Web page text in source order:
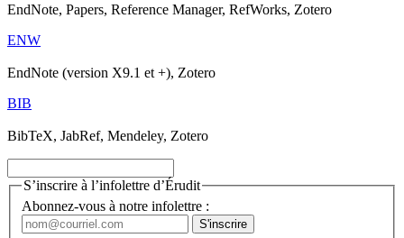
EndNote, Papers, Reference Manager, RefWorks, Zotero
ENW
EndNote (version X9.1 et +), Zotero
BIB
BibTeX, JabRef, Mendeley, Zotero
S’inscrire à l’infolettre d’Érudit
Abonnez-vous à notre infolettre :